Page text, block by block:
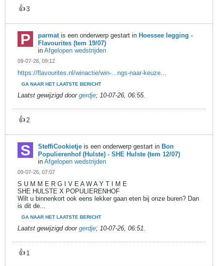
👍3
parmatis een onderwerp gestart in Hoessee legging -
Flavourites (tem 19/07)
in Afgelopen wedstrijden
09-07-26, 09:12
https://flavourites.nl/winactie/win-...ngs-naar-keuze...
GA NAAR HET LAATSTE BERICHT
Laatst gewijzigd door gerdje; 10-07-26, 06:55.
👍 2
SteffiCookietje is een onderwerp gestart in Bon
Populierenhof (Hulste) - SHE Hulste (tem 12/07)
in Afgelopen wedstrijden
09-07-26, 07:07
S U M M E R G I V E A W A Y T I M E
SHE HULSTE X POPULIERENHOF
Wilt u binnenkort ook eens lekker gaan eten bij onze buren? Dan
is dit de...
GA NAAR HET LAATSTE BERICHT
Laatst gewijzigd door gerdje; 10-07-26, 06:51.
👍 1